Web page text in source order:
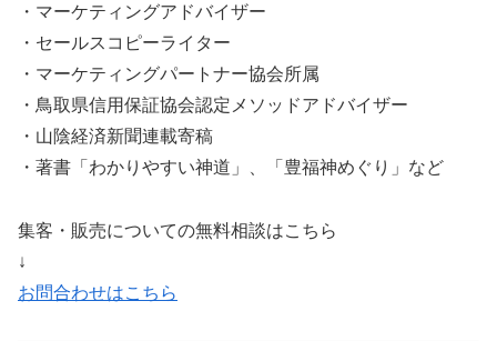
・マーケティングアドバイザー
・セールスコピーライター
・マーケティングパートナー協会所属
・鳥取県信用保証協会認定メソッドアドバイザー
・山陰経済新聞連載寄稿
・著書「わかりやすい神道」、「豊福神めぐり」など
集客・販売についての無料相談はこちら
↓
お問合わせはこちら